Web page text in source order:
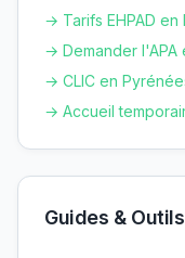
→ Tarifs EHPAD en
→ Demander l'APA
→ CLIC en
→ Accueil
Guides & Outils